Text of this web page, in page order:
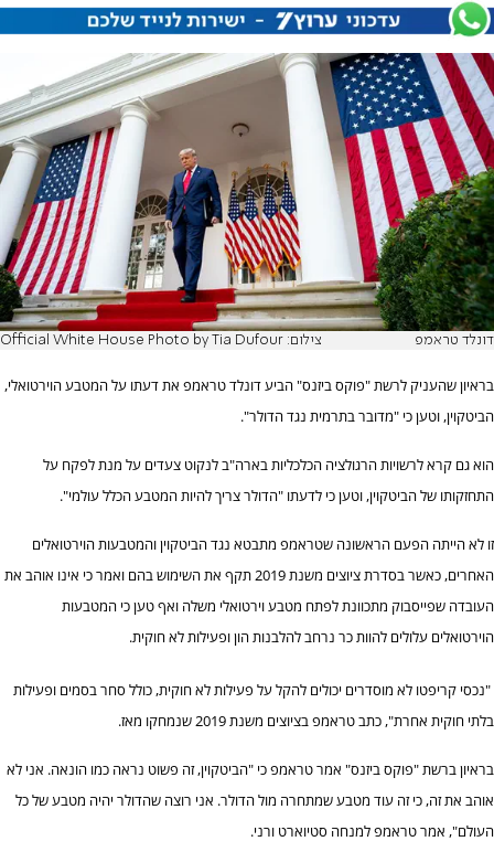
דונלד טראמפ צילום: Official White House Photo by Tia Dufour
בראיון שהעניק לרשת "פוקס ביזנס" הביע דונלד טראמפ את דעתו על המטבע הוירטואלי,
הביטקוין, וטען כי "מדובר בתרמית נגד הדולר".
הוא גם קרא לרשויות הרגולציה הכלכליות בארה"ב לנקוט צעדים על מנת לפקח על
התחזקותו של הביטקוין, וטען כי לדעתו "הדולר צריך להיות המטבע הכלל עולמי".
זו לא הייתה הפעם הראשונה שטראמפ מתבטא נגד הביטקוין והמטבעות הוירטואלים
האחרים, כאשר בסדרת ציוצים משנת 2019 תקף את השימוש בהם ואמר כי אינו אוהב את
העובדה שפייסבוק מתכוונת לפתח מטבע וירטואלי משלה ואף טען כי המטבעות
הוירטואלים עלולים להוות כר נרחב להלבנות הון ופעילות לא חוקית.
"נכסי קריפטו לא מוסדרים יכולים להקל על פעילות לא חוקית, כולל סחר בסמים ופעילות
בלתי חוקית אחרת", כתב טראמפ בציוצים משנת 2019 שנמחקו מאז.
בראיון ברשת "פוקס ביזנס" אמר טראמפ כי "הביטקוין, זה פשוט נראה כמו הונאה. אני לא
אוהב את זה, כי זה עוד מטבע שמתחרה מול הדולר. אני רוצה שהדולר יהיה מטבע של כל
העולם", אמר טראמפ למנחה סטיוארט ורני.